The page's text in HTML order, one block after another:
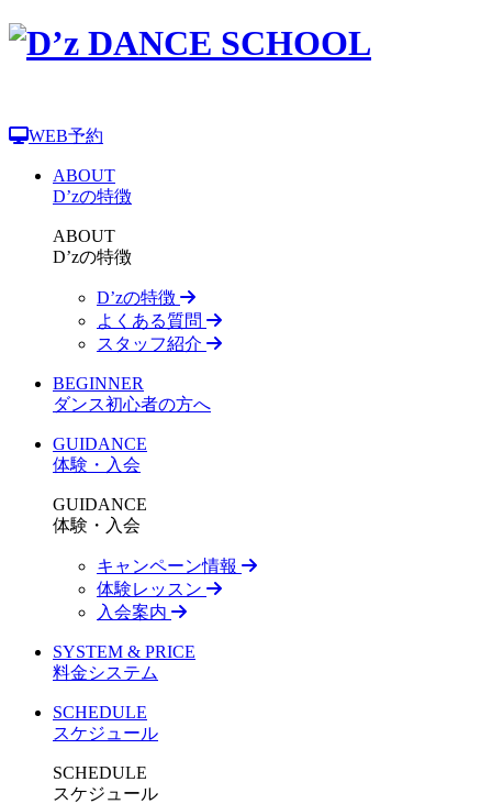
WEB予約
ABOUT
D’zの特徴
ABOUT
D’zの特徴
D’zの特徴
よくある質問
スタッフ紹介
BEGINNER
ダンス初心者の方へ
GUIDANCE
体験・入会
GUIDANCE
体験・入会
キャンペーン情報
体験レッスン
入会案内
SYSTEM & PRICE
料金システム
SCHEDULE
スケジュール
SCHEDULE
スケジュール